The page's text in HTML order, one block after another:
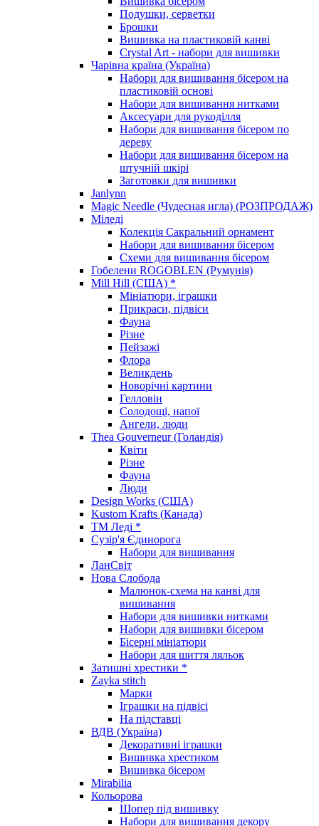
Подушки, серветки
Брошки
Вишивка на пластиковій канві
Crystal Art - набори для вишивки
Чарівна країна (Україна)
Набори для вишивання бісером на
пластиковій основі
Набори для вишивання нитками
Аксесуари для рукоділля
Набори для вишивання бісером по
дереву
Набори для вишивання бісером на
штучній шкірі
Заготовки для вишивки
Janlynn
Magic Needle (Чудесная игла) (РОЗПРОДАЖ)
Міледі
Колекція Сакральний орнамент
Набори для вишивання бісером
Схеми для вишивання бісером
Гобелени ROGOBLEN (Румунія)
Mill Hill (США) *
Мініатюри, іграшки
Прикраси, підвіси
Фауна
Різне
Пейзажі
Флора
Великдень
Новорічні картини
Гелловін
Солодощі, напої
Ангели, люди
Thea Gouverneur (Голандія)
Квіти
Різне
Фауна
Люди
Design Works (США)
Kustom Krafts (Канада)
ТМ Леді *
Сузір'я Єдинорога
Набори для вишивання
ЛанСвіт
Нова Слобода
Малюнок-схема на канві для
вишивання
Набори для вишивки нитками
Набори для вишивки бісером
Бісерні мініатюри
Набори для шиття ляльок
Затишні хрестики *
Zayka stitch
Марки
Іграшки на підвісі
На підставці
ВДВ (Україна)
Декоративні іграшки
Вишивка хрестиком
Вишивка бісером
Mirabilia
Кольорова
Шопер під вишивку
Набори для вишивання декору